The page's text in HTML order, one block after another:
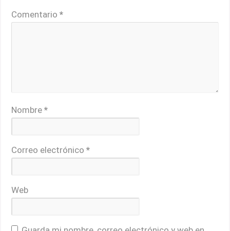
Comentario*
Nombre*
Correo electrónico*
Web